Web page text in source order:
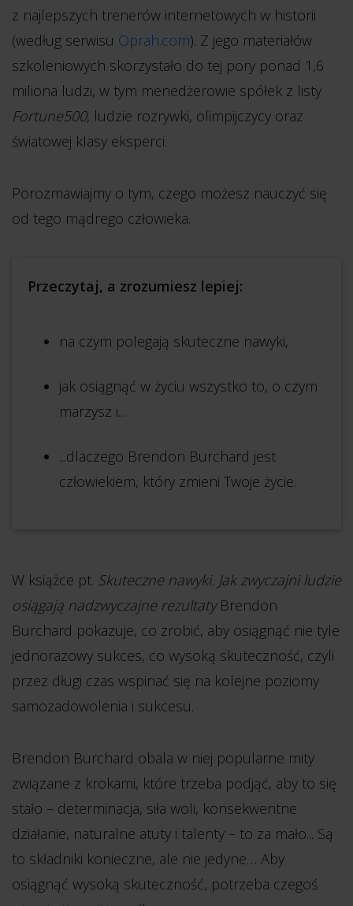
z najlepszych trenerów internetowych w historii
(według serwisu Oprah.com). Z jego materiałów
szkoleniowych skorzystało do tej pory ponad 1,6
miliona ludzi, w tym menedżerowie spółek z listy
Fortune500, ludzie rozrywki, olimpijczycy oraz
światowej klasy eksperci.
Porozmawiajmy o tym, czego możesz nauczyć się
od tego mądrego człowieka.
Przeczytaj, a zrozumiesz lepiej:
na czym polegają skuteczne nawyki,
jak osiągnąć w życiu wszystko to, o czym
marzysz i...
...dlaczego Brendon Burchard jest
człowiekiem, który zmieni Twoje życie.
W książce pt. Skuteczne nawyki. Jak zwyczajni ludzie
osiągają nadzwyczajne rezultaty Brendon
Burchard pokazuje, co zrobić, aby osiągnąć nie tyle
jednorazowy sukces, co wysoką skuteczność, czyli
przez długi czas wspinać się na kolejne poziomy
samozadowolenia i sukcesu.
Brendon Burchard obala w niej popularne mity
związane z krokami, które trzeba podjąć, aby to się
stało – determinacja, siła woli, konsekwentne
działanie, naturalne atuty i talenty – to za mało... Są
to składniki konieczne, ale nie jedyne… Aby
osiągnąć wysoką skuteczność, potrzeba czegoś